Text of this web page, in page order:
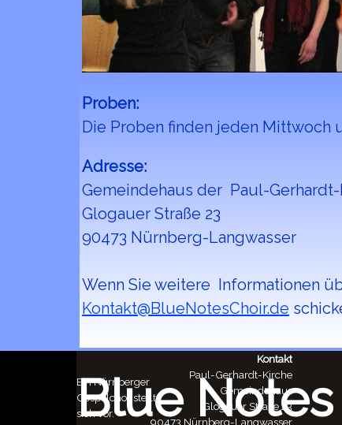
Proben:
Die Proben finden jeden Mittwoch
Adresse:
Gemeindehaus der Paul-
Glogauer Straße 23
90473 Nürnberg-Langwasser
Wenn Sie weitere Informationen
Kontakt@BlueNotesChoir.de
Blue
Ein Nürnberger
Gospelchor stellt
sich vor.
Kontakt
Paul-Gerhardt-Kirche
Gemeindehaus
Glogauer Straße 23
90473 Nürnberg-Langwasser